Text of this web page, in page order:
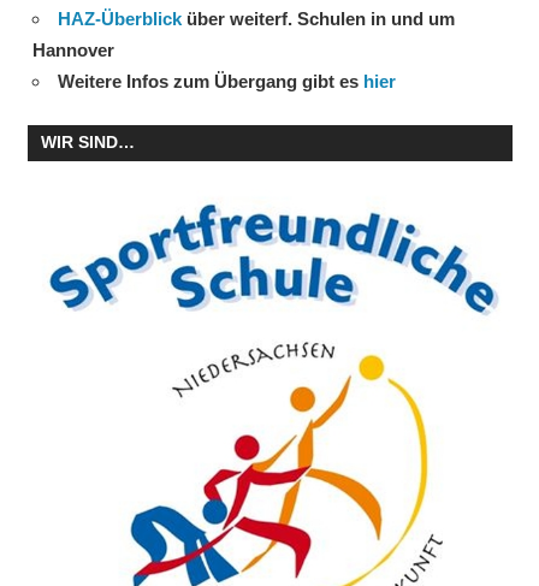
HAZ-Überblick über weiterf. Schulen in und um
Hannover
Weitere Infos zum Übergang gibt es hier
WIR SIND…